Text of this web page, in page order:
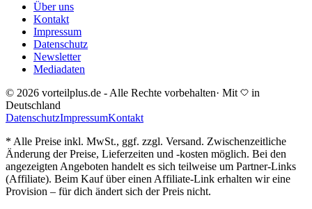
Über uns
Kontakt
Impressum
Datenschutz
Newsletter
Mediadaten
© 2026 vorteilplus.de - Alle Rechte vorbehalten· Mit
in
Deutschland
DatenschutzImpressumKontakt
* Alle Preise inkl. MwSt., ggf. zzgl. Versand. Zwischenzeitliche
Änderung der Preise, Lieferzeiten und -kosten möglich. Bei den
angezeigten Angeboten handelt es sich teilweise um Partner-Links
(Affiliate). Beim Kauf über einen Affiliate-Link erhalten wir eine
Provision – für dich ändert sich der Preis nicht.